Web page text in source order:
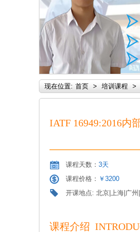
现在位置: 首页 > 培训课程 >
IATF 16949:2016内
课程天数： 3天
课程价格： ￥3200
开课地点: 北京|上海|广
课程介绍